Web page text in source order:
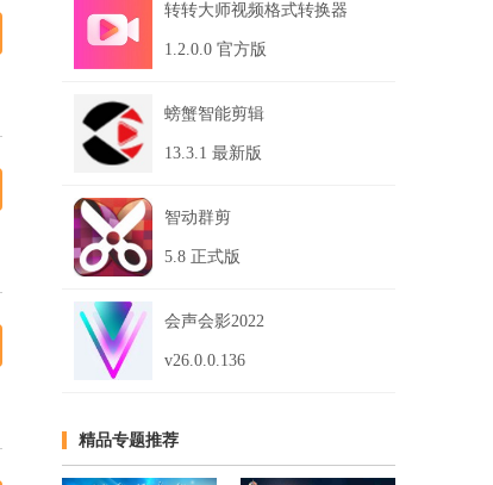
转转大师视频格式转换器
1.2.0.0 官方版
螃蟹智能剪辑
13.3.1 最新版
智动群剪
5.8 正式版
会声会影2022
v26.0.0.136
精品专题推荐